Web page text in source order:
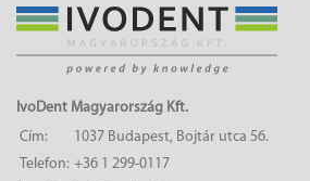
IvoDent Magyarország Kft.
Cím:
1037 Budapest, Bojtár utca 56.
Telefon: +36 1 299-0117